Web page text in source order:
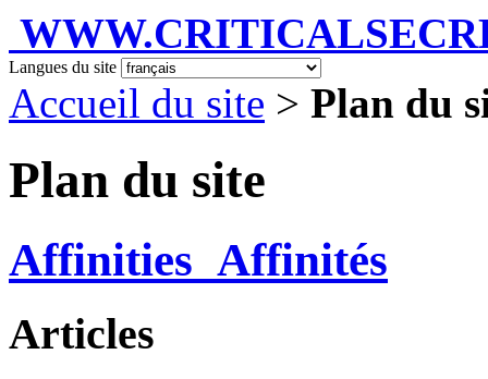
Langues du site
Accueil du site > Plan du
Plan du site
Affinities_Affinités
Articles